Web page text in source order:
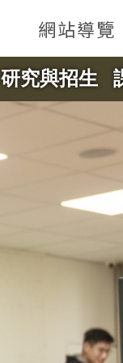
網站導覽
研究與招生